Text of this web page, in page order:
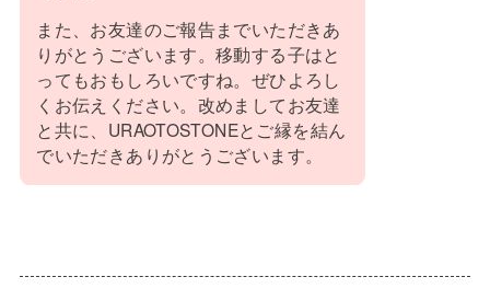
また、お友達のご報告までいただきあ
りがとうございます。移動する子はと
ってもおもしろいですね。ぜひよろし
くお伝えください。改めましてお友達
と共に、URAOTOSTONEとご縁を結ん
でいただきありがとうございます。